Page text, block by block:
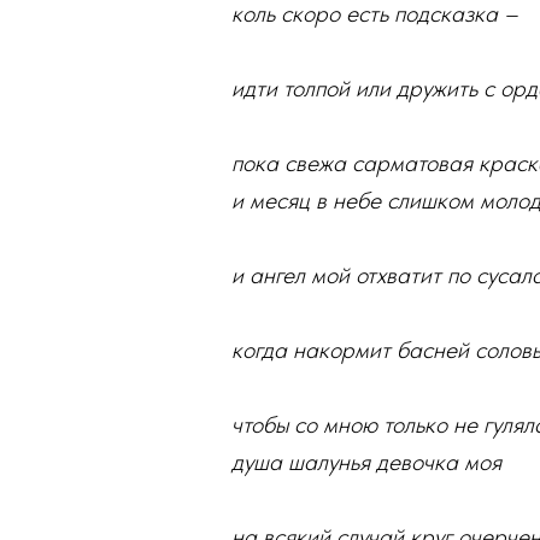
коль скоро есть подсказка –
идти толпой или дружить с
пока свежа сарматовая
и месяц в небе слишком
и ангел мой отхватит по
когда накормит басней
чтобы со мною только не
душа шалунья девочка моя